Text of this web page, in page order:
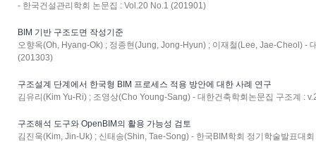
- 한국건설관리학회 논문집 : Vol.20 No.1 (201901)
BIM 기반 구조도면 작성기준
오향옥(Oh, Hyang-Ok) ; 정종현(Jung, Jong-Hyun) ; 이재철(Lee, Jae-Cheol) -
(201303)
구조설계 단계에서 한국형 BIM 프로세스 적용 방안에 대한 사례 연구
김유리(Kim Yu-Ri) ; 조영상(Cho Young-Sang) - 대한건축학회논문집 구조계 :
구조해석 도구와 OpenBIM의 활용 가능성 검토
김진욱(Kim, Jin-Uk) ; 신태송(Shin, Tae-Song) - 한국BIM학회 정기학술발표대